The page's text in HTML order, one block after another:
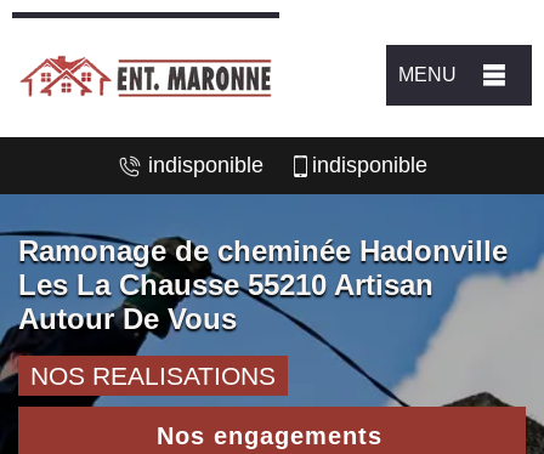
MENU
indisponible indisponible
Ramonage de cheminée Hadonville
Les La Chausse 55210 Artisan
Autour De Vous
NOS REALISATIONS
Nos engagements